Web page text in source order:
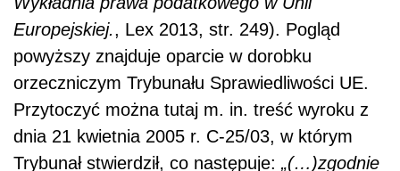
Europejskiej., Lex 2013, str. 249). Pogląd
powyższy znajduje oparcie w dorobku
orzeczniczym Trybunału Sprawiedliwości UE.
Przytoczyć można tutaj m. in. treść wyroku z
dnia 21 kwietnia 2005 r. C-25/03, w którym
Trybunał stwierdził, co następuje: „(…)zgodnie